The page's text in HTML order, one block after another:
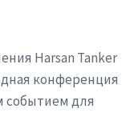
Harsan Tanker
конференция
событием для